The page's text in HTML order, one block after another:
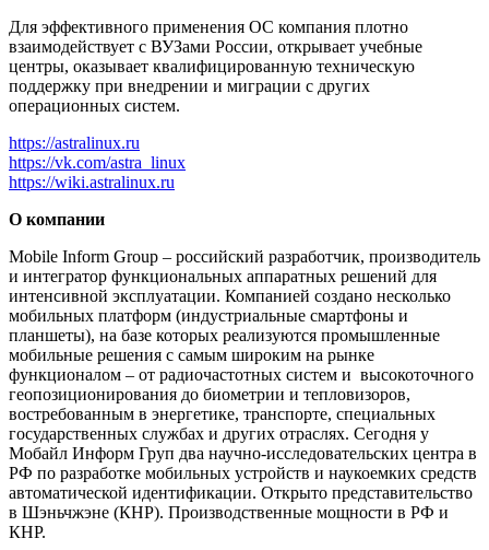
Для эффективного применения ОС компания плотно
взаимодействует с ВУЗами России, открывает учебные
центры, оказывает квалифицированную техническую
поддержку при внедрении и миграции с других
операционных систем.
https://astralinux.ru
https://vk.com/astra_linux
https://wiki.astralinux.ru
О компании
Mobile Inform Group – российский разработчик, производитель
и интегратор функциональных аппаратных решений для
интенсивной эксплуатации. Компанией создано несколько
мобильных платформ (индустриальные смартфоны и
планшеты), на базе которых реализуются промышленные
мобильные решения с самым широким на рынке
функционалом – от радиочастотных систем и высокоточного
геопозиционирования до биометрии и тепловизоров,
востребованным в энергетике, транспорте, специальных
государственных службах и других отраслях. Сегодня у
Мобайл Информ Груп два научно-исследовательских центра в
РФ по разработке мобильных устройств и наукоемких средств
автоматической идентификации. Открыто представительство
в Шэньчжэне (КНР). Производственные мощности в РФ и
КНР.